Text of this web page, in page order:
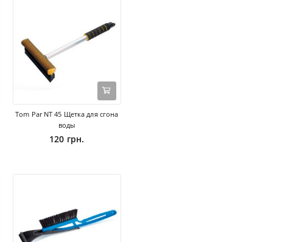
Tom Par NT 45 Щетка для сгона
воды
120 грн.